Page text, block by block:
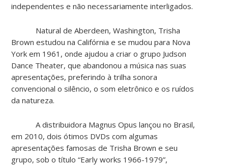
independentes e não necessariamente interligados.
Natural de Aberdeen, Washington, Trisha
Brown estudou na Califórnia e se mudou para Nova
York em 1961, onde ajudou a criar o grupo Judson
Dance Theater, que abandonou a música nas suas
apresentações, preferindo à trilha sonora
convencional o silêncio, o som eletrônico e os ruídos
da natureza.
A distribuidora Magnus Opus lançou no Brasil,
em 2010, dois ótimos DVDs com algumas
apresentações famosas de Trisha Brown e seu
grupo, sob o título “Early works 1966-1979”,